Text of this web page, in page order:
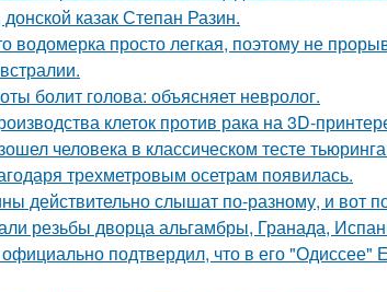
казак Степан Разин.
водомерка просто легкая, поэтому не
болит голова: объясняет невролог.
клеток против рака на 3D-
человека в классическом тесте
трехметровым осетрам появилась.
действительно слышат по-разному, и вот
резьбы дворца альгамбры, Гранада,
подтвердил, что в его "Одиссее"